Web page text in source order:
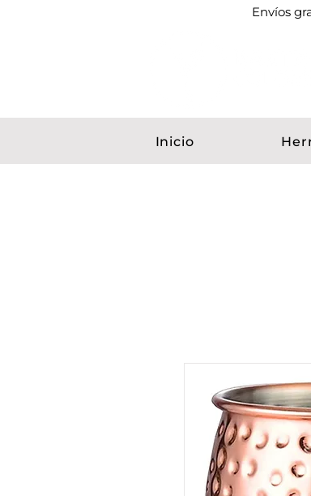
Envíos
Inicio